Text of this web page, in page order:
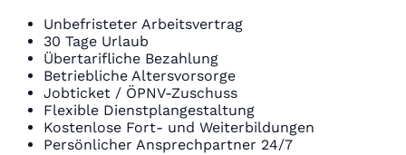
Unbefristeter Arbeitsvertrag
30 Tage Urlaub
Übertarifliche Bezahlung
Betriebliche Altersvorsorge
Jobticket / ÖPNV-Zuschuss
Flexible Dienstplangestaltung
Kostenlose Fort- und Weiterbildungen
Persönlicher Ansprechpartner 24/7